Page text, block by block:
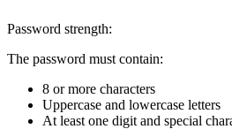
Password strength:
The password must contain:
8 or more characters
Uppercase and lowercase letters
At least one digit and special